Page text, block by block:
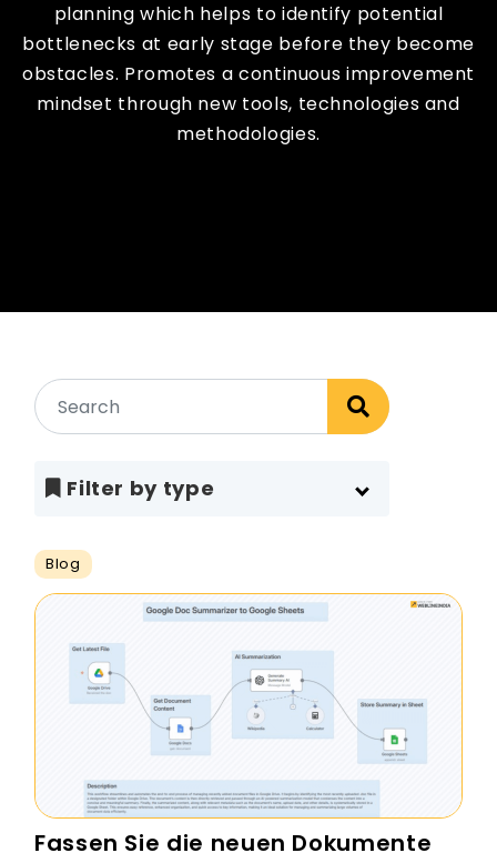
planning which helps to identify potential
bottlenecks at early stage before they become
obstacles. Promotes a continuous improvement
mindset through new tools, technologies and
methodologies.
Filter by type
Blog
Fassen Sie die neuen Dokumente